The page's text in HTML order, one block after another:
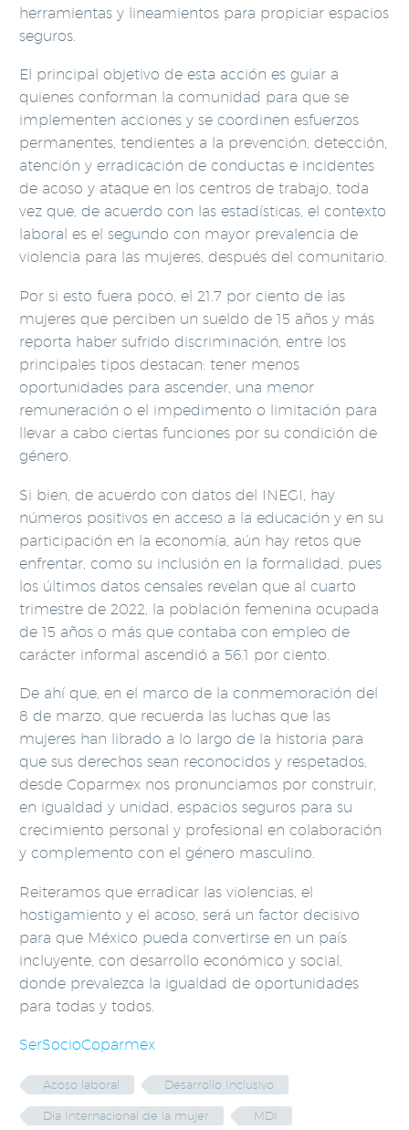
herramientas y lineamientos para propiciar espacios
seguros.
El principal objetivo de esta acción es guiar a
quienes conforman la comunidad para que se
implementen acciones y se coordinen esfuerzos
permanentes, tendientes a la prevención, detección,
atención y erradicación de conductas e incidentes
de acoso y ataque en los centros de trabajo, toda
vez que, de acuerdo con las estadísticas, el contexto
laboral es el segundo con mayor prevalencia de
violencia para las mujeres, después del comunitario.
Por si esto fuera poco, el 21.7 por ciento de las
mujeres que perciben un sueldo de 15 años y más
reporta haber sufrido discriminación, entre los
principales tipos destacan: tener menos
oportunidades para ascender, una menor
remuneración o el impedimento o limitación para
llevar a cabo ciertas funciones por su condición de
género.
Si bien, de acuerdo con datos del INEGI, hay
números positivos en acceso a la educación y en su
participación en la economía, aún hay retos que
enfrentar, como su inclusión en la formalidad, pues
los últimos datos censales revelan que al cuarto
trimestre de 2022, la población femenina ocupada
de 15 años o más que contaba con empleo de
carácter informal ascendió a 56.1 por ciento.
De ahí que, en el marco de la conmemoración del
8 de marzo, que recuerda las luchas que las
mujeres han librado a lo largo de la historia para
que sus derechos sean reconocidos y respetados,
desde Coparmex nos pronunciamos por construir,
en igualdad y unidad, espacios seguros para su
crecimiento personal y profesional en colaboración
y complemento con el género masculino.
Reiteramos que erradicar las violencias, el
hostigamiento y el acoso, será un factor decisivo
para que México pueda convertirse en un país
incluyente, con desarrollo económico y social,
donde prevalezca la igualdad de oportunidades
para todas y todos.
SerSocioCoparmex
Acoso laboral Desarrollo Inclusivo
Día Internacional de la mujer MDI